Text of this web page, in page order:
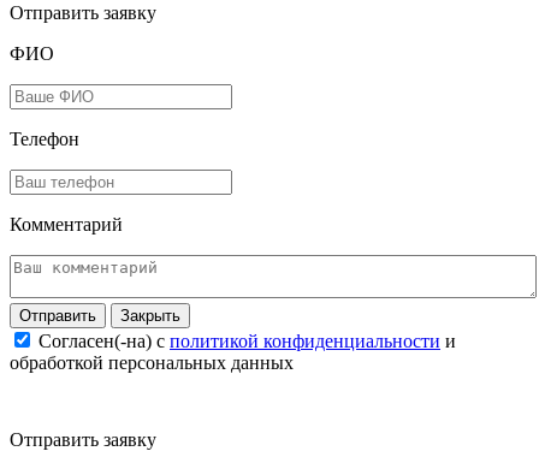
Отправить заявку
ФИО
Телефон
Комментарий
Закрыть
Согласен(-на) c политикой конфиденциальности и
обработкой персональных данных
Отправить заявку